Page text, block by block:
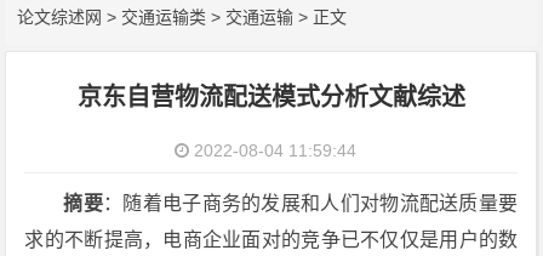
论文综述网 > 交通运输类 > 交通运输 > 正文
京东自营物流配送模式分析文献综述
2022-08-04 11:59:44
摘要：随着电子商务的发展和人们对物流配送质量要
求的不断提高，电商企业面对的竞争已不仅仅是用户的数